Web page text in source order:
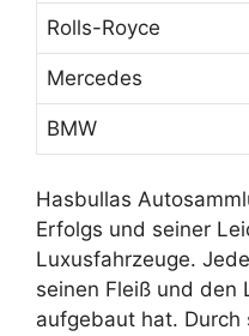
Rolls-Royce
Mercedes
BMW
Hasbullas
Erfolgs und seiner
Luxusfahrzeuge.
seinen Fleiß und den
aufgebaut hat. Durch